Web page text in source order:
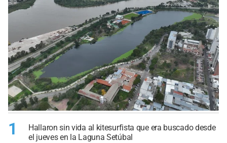
1
Hallaron sin vida al kitesurfista que era buscado desde
el jueves en la Laguna Setúbal